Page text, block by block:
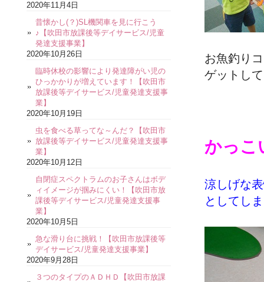
お魚釣り
ゲットし
かっこ
涼しげな
としてし
2020年11月4日
昔懐かし(？)SL機関車を見に行こう
♪【吹田市放課後等デイサービス/児童
発達支援事業】
2020年10月26日
臨時休校の影響により発達障がい児の
ひっかかりが増えています！【吹田市
放課後等デイサービス/児童発達支援事
業】
2020年10月19日
虫を食べる草ってな～んだ？【吹田市
放課後等デイサービス/児童発達支援事
業】
2020年10月12日
自閉症スペクトラムのお子さんはボデ
ィイメージが掴みにくい！【吹田市放
課後等デイサービス/児童発達支援事
業】
2020年10月5日
急な滑り台に挑戦！【吹田市放課後等
デイサービス/児童発達支援事業】
2020年9月28日
３つのタイプのＡＤＨＤ【吹田市放課